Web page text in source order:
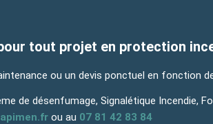
tout projet en protection
ou un devis ponctuel en fonction
de désenfumage, Signalétique Incendie,
ou au 07 81 42 83 84